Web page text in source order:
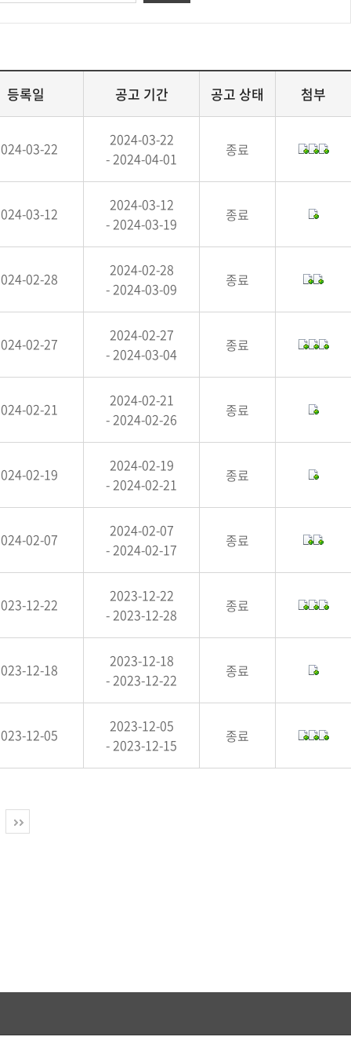
등록일 공고 기간 공고 상태 첨부
03-22
2024-03-22
- 2024-04-01
종료
03-12
2024-03-12
- 2024-03-19
종료
02-28
2024-02-28
- 2024-03-09
종료
02-27
2024-02-27
- 2024-03-04
종료
02-21
2024-02-21
- 2024-02-26
종료
02-19
2024-02-19
- 2024-02-21
종료
02-07
2024-02-07
- 2024-02-17
종료
12-22
2023-12-22
- 2023-12-28
종료
12-18
2023-12-18
- 2023-12-22
종료
12-05
2023-12-05
- 2023-12-15
종료